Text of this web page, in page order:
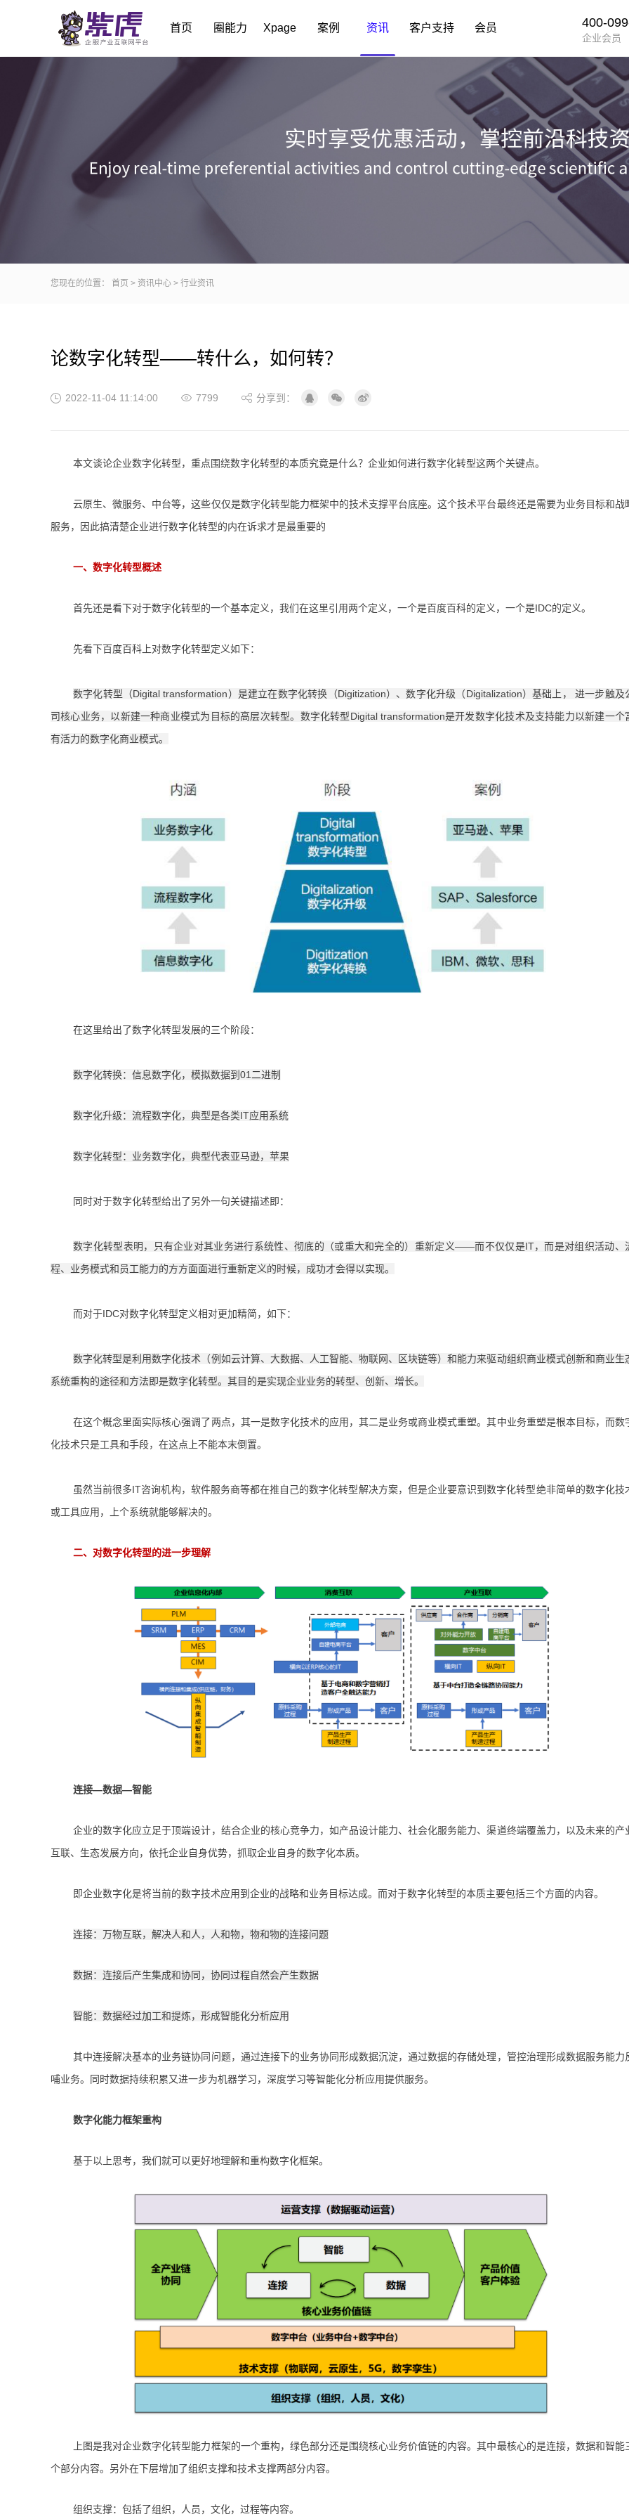
首页 圈能力 Xpage 案例 资讯 客户支持 会员 400-
企业会员
您现在的位置： 首页 > 资讯中心 > 行业资讯
论数字化转型——转什么，如何转？
2022-11-04 11:14:00 7799 分享到：
本文谈论企业数字化转型，重点围绕数字化转型的本质究竟是什么？企业如何进行数字化转型这两个关键点。
云原生、微服务、中台等，这些仅仅是数字化转型能力框架中的技术支撑平台底座。这个技术平台最终还是需要为业务目标和战
服务，因此搞清楚企业进行数字化转型的内在诉求才是最重要的
一、 数字化转型概述
首先还是看下对于数字化转型的一个基本定义，我们在这里引用两个定义，一个是百度百科的定义，一个是IDC的定义。
先看下百度百科上对数字化转型定义如下：
数字化转型（Digital transformation）是建立在数字化转换（Digitization）、数字化升级（Digitalization）基础上， 进一步触及
司核心业务，以新建一种商业模式为目标的高层次转型。数字化转型Digital transformation是开发数字化技术及支持能力以新建一个
有活力的数字化商业模式。
在这里给出了数字化转型发展的三个阶段：
数字化转换：信息数字化，模拟数据到01二进制
数字化升级：流程数字化，典型是各类IT应用系统
数字化转型：业务数字化，典型代表亚马逊，苹果
同时对于数字化转型给出了另外一句关键描述即：
数字化转型表明，只有企业对其业务进行系统性、彻底的（或重大和完全的）重新定义——而不仅仅是IT，而是对组织活动、
程、业务模式和员工能力的方方面面进行重新定义的时候，成功才会得以实现。
而对于IDC对数字化转型定义相对更加精简，如下：
数字化转型是利用数字化技术（例如云计算、大数据、人工智能、物联网、区块链等）和能力来驱动组织商业模式创新和商业生
系统重构的途径和方法即是数字化转型。其目的是实现企业业务的转型、创新、增长。
在这个概念里面实际核心强调了两点，其一是数字化技术的应用，其二是业务或商业模式重塑。其中业务重塑是根本目标，而数
化技术只是工具和手段，在这点上不能本末倒置。
虽然当前很多IT咨询机构，软件服务商等都在推自己的数字化转型解决方案，但是企业要意识到数字化转型绝非简单的数字化技
或工具应用，上个系统就能够解决的。
二、 对数字化转型的进一步理解
连接—数据—智能
企业的数字化应立足于顶端设计，结合企业的核心竞争力，如产品设计能力、社会化服务能力、渠道终端覆盖力，以及未来的产
互联、生态发展方向，依托企业自身优势，抓取企业自身的数字化本质。
即企业数字化是将当前的数字技术应用到企业的战略和业务目标达成。而对于数字化转型的本质主要包括三个方面的内容。
连接：万物互联，解决人和人，人和物，物和物的连接问题
数据：连接后产生集成和协同，协同过程自然会产生数据
智能：数据经过加工和提炼，形成智能化分析应用
其中连接解决基本的业务链协同问题，通过连接下的业务协同形成数据沉淀，通过数据的存储处理，管控治理形成数据服务能力
哺业务。同时数据持续积累又进一步为机器学习，深度学习等智能化分析应用提供服务。
数字化能力框架重构
基于以上思考，我们就可以更好地理解和重构数字化框架。
上图是我对企业数字化转型能力框架的一个重构，绿色部分还是围绕核心业务价值链的内容。其中最核心的是连接，数据和智能
个部分内容。另外在下层增加了组织支撑和技术支撑两部分内容。
组织支撑：包括了组织，人员，文化，过程等内容。